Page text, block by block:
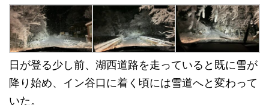
日が登る少し前、湖西道路を走っていると既に雪が
降り始め、イン谷口に着く頃には雪道へと変わって
いた。